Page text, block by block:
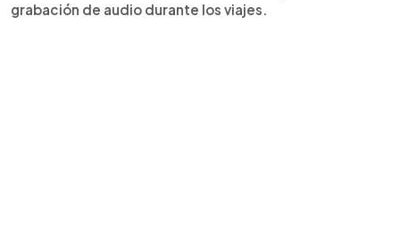
grabación de audio durante los viajes.